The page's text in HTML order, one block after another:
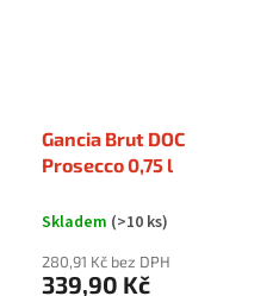
Gancia Brut DOC
Prosecco 0,75 l
Skladem (>10 ks)
280,91 Kč bez DPH
339,90 Kč